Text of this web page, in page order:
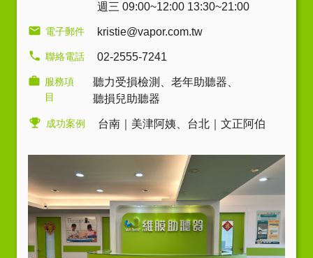
週三 09:00~12:00 13:30~21:00
電子郵件 kristie@vapor.com.tw
聯絡電話 02-2555-7241
服務項
目
聽力受損檢測 老年助聽器
聽損兒助聽器
成功案例 台南｜美津阿姨 台北｜文正阿伯